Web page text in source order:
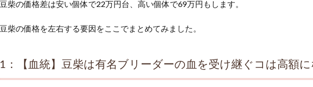
豆柴の価格差は安い個体で22万円台、高い個体で69万円もします。
豆柴の価格を左右する要因をここでまとめてみました。
1：【血統】豆柴は有名ブリーダーの血を受け継ぐコは高額